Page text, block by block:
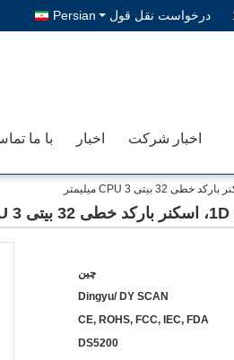
درخواست نقل قول Persian
با ما اخبار اخبار شرکت
چین
Dingyu/ DY SCAN
CE, ROHS, FCC, IEC, FDA
DS5200